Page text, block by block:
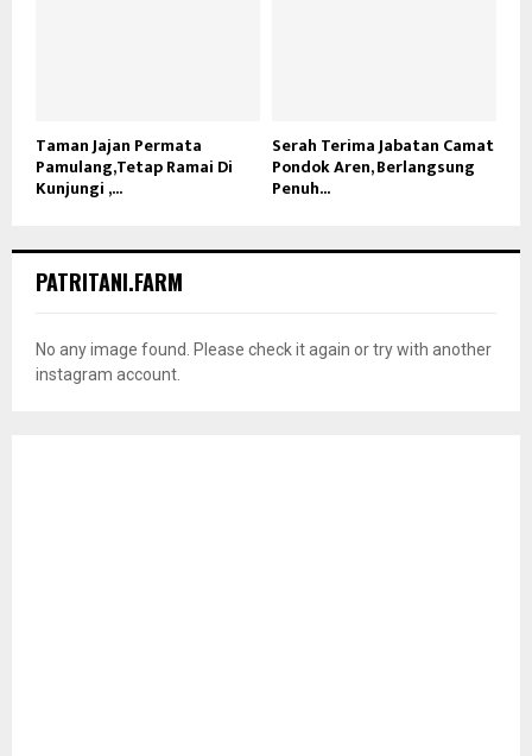
Taman Jajan Permata
Pamulang,Tetap Ramai Di
Kunjungi ,...
Serah Terima Jabatan Camat
Pondok Aren, Berlangsung
Penuh...
PATRITANI.FARM
No any image found. Please check it again or try with another
instagram account.